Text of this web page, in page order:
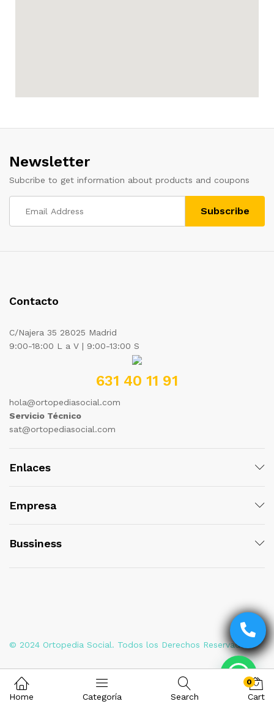
Newsletter
Subcribe to get information about products and coupons
Contacto
C/Najera 35 28025 Madrid
9:00-18:00 L a V | 9:00-13:00 S
631 40 11 91
hola@ortopediasocial.com
Servicio Técnico
sat@ortopediasocial.com
Enlaces
Empresa
Bussiness
© 2024 Ortopedia Social. Todos los Derechos Reservados
Home Categoría Search
0
Cart